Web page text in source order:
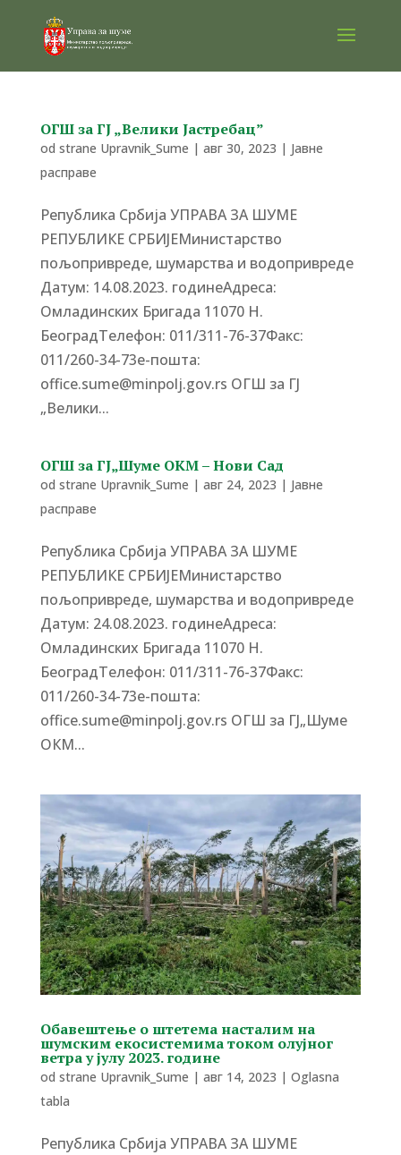
ОГШ за ГЈ „Велики Јастребац”
od strane Upravnik_Sume | авг 30, 2023 | Јавне
расправе
Република Србија УПРАВА ЗА ШУМЕ
РЕПУБЛИКЕ СРБИЈЕМинистарство
пољопривреде, шумарства и водопривреде
Датум: 14.08.2023. годинеАдреса:
Омладинских Бригада 11070 Н.
БеоградTелефон: 011/311-76-37Факс:
011/260-34-73е-пошта:
office.sume@minpolj.gov.rs ОГШ за ГЈ
„Велики...
ОГШ за ГЈ„Шуме ОКМ – Нови Сад
od strane Upravnik_Sume | авг 24, 2023 | Јавне
расправе
Република Србија УПРАВА ЗА ШУМЕ
РЕПУБЛИКЕ СРБИЈЕМинистарство
пољопривреде, шумарства и водопривреде
Датум: 24.08.2023. годинеАдреса:
Омладинских Бригада 11070 Н.
БеоградTелефон: 011/311-76-37Факс:
011/260-34-73е-пошта:
office.sume@minpolj.gov.rs ОГШ за ГЈ„Шуме
ОКМ...
Обавештење о штетема насталим на
шумским екосистемима током олујног
ветра у јулу 2023. године
od strane Upravnik_Sume | авг 14, 2023 | Oglasna
tabla
Република Србија УПРАВА ЗА ШУМЕ